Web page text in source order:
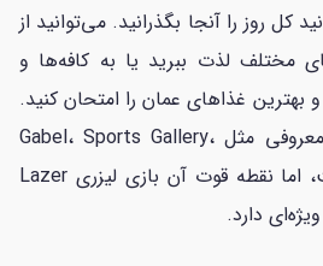
کل روز را آنجا بگذرانید. می‌توانید از
مختلف لذت ببرید یا به کافه‌ها و
بهترین غذاهای عمان را امتحان کنید.
پانوراما میزبان برندهای معروفی مثل Gabel، Sports Gallery،
IBSAR و Spinneys است، اما نقطه قوت آن بازی لیزری Lazer